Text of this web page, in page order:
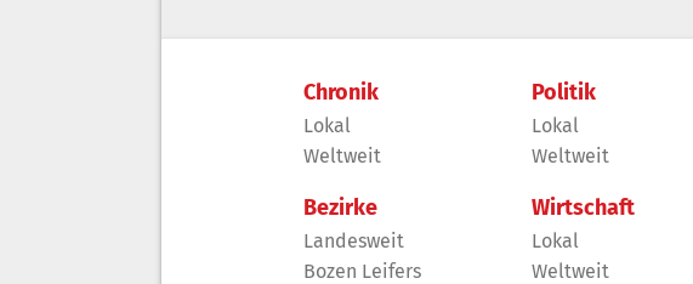
Chronik
Lokal
Weltweit
Bezirke
Landesweit
Bozen Leifers
Politik
Lokal
Weltweit
Wirtschaft
Lokal
Weltweit